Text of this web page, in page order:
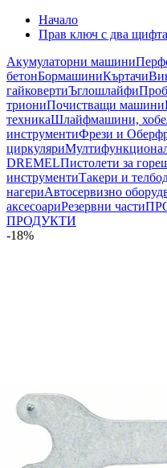
Начало
Прав ключ с два
Акумулаторни машини
бетонБормашиниКъртачи
гайковертиЪглошлайфи
триониПочистващи машини
техникаШлайфмашини,
инструментиФрези и
циркуляри
DREMELПистолети за
инструментиТакери и
нагериАвтосервизно
аксесоариРезервни части
ПРОДУКТИ
-18%